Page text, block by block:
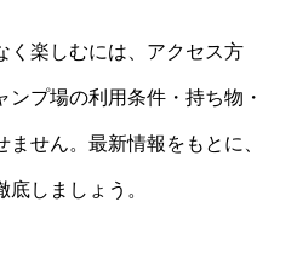
く楽しむには、アクセス方
プ場の利用条件・持ち物・
せん。最新情報をもとに、
しましょう。